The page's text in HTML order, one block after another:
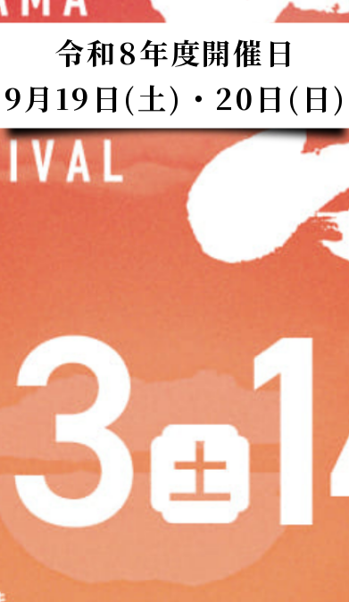
令和8年度開催日
9月19日(土)・20日(日)